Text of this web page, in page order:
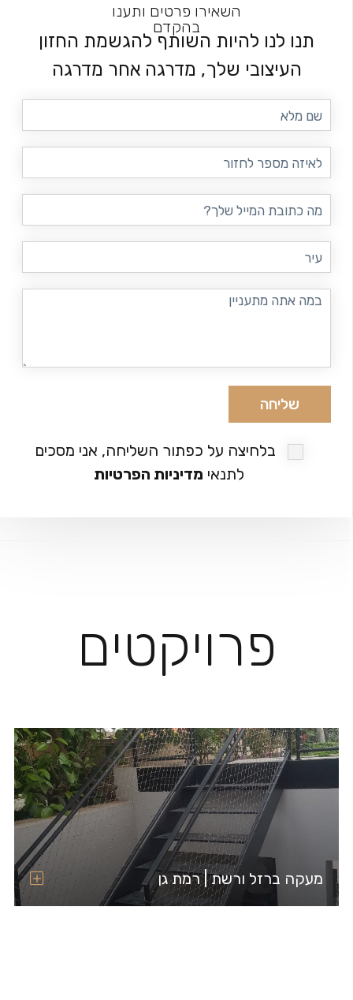
השאירו פרטים ותענו
בהקדם
תנו לנו להיות השותף להגשמת החזון
העיצובי שלך, מדרגה אחר מדרגה
שם
מלא
טלפון
דוא"ל
עיר
במה
בלחיצה על כפתור השליחה, אני מסכים
לתנאי מדיניות הפרטיות
פרויקטים
מעקה ברזל ורשת | רמת גן